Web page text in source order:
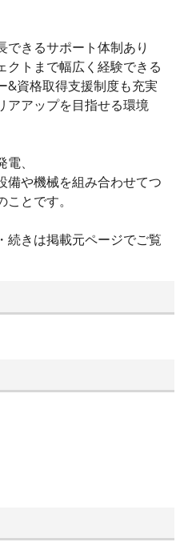
できるサポート体制あり
クトまで幅広く経験できる
&資格取得支援制度も充実
アアップを目指せる環境
、
備や機械を組み合わせてつ
とです。
続きは掲載元ページでご覧